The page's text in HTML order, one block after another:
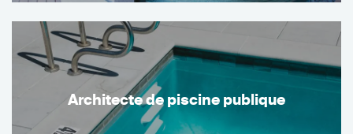
Architecte de piscine publique